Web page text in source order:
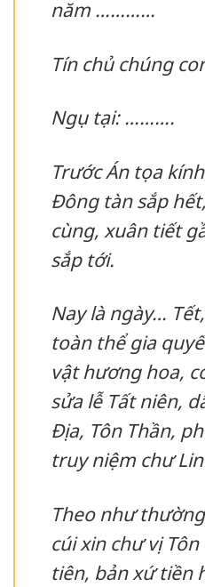
năm …………
Tín chủ chúng
Ngụ tại: ……….
Trước Án tọa
Đông tàn sắp
cùng, xuân tiết
sắp tới.
Nay là ngày…
toàn thể gia
vật hương hoa,
sửa lễ Tất niên,
Địa, Tôn Thần,
truy niệm chư
Theo như
cúi xin chư vị
tiên, bản xứ tiền